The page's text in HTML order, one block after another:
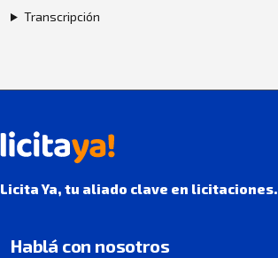
Transcripción
Licita Ya, tu aliado clave en licitaciones.
Hablá con nosotros